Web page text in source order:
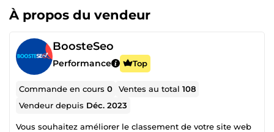
À propos du vendeur
BoosteSeo
Performance Top
Commande en cours0 Ventes au total108
Vendeur depuis Déc. 2023
Vous souhaitez améliorer le classement de votre site web